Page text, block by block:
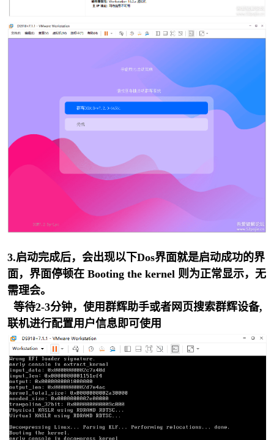
jie.
cn
3.启动完成后，会出现以下Dos界面就是启动成功的界
面，界面停顿在 Booting the kernel 则为正常显示，无
需理会。
等待2-3分钟，使用群辉助手或者网页搜索群辉设备,
联机进行配置用户信息即可使用